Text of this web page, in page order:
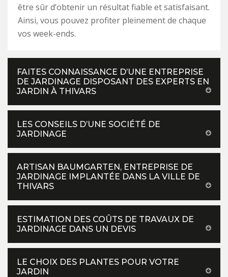
être sûr d’obtenir un résultat fiable et satisfaisant.
Ainsi, vous pouvez profiter pleinement de chaque
vos week-ends.
FAITES CONNAISSANCE D’UNE ENTREPRISE
DE JARDINAGE DISPOSANT DES EXPERTS EN
JARDIN À THIVARS
LES CONSEILS D’UNE SOCIÉTÉ DE
JARDINAGE
ARTISAN BAUMGARTEN, ENTREPRISE DE
JARDINAGE IMPLANTÉE DANS LA VILLE DE
THIVARS
ESTIMATION DES COÛTS DE TRAVAUX DE
JARDINAGE DANS UN DEVIS
LE CHOIX DES PLANTES POUR VOTRE
JARDIN